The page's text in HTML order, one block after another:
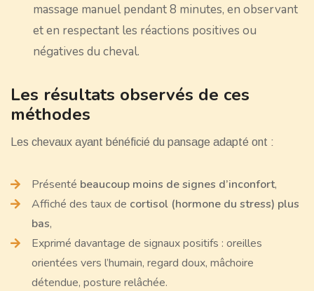
massage manuel pendant 8 minutes, en observant
et en respectant les réactions positives ou
négatives du cheval.
Les résultats observés de ces
méthodes
Les chevaux ayant bénéficié du pansage adapté ont :
Présenté beaucoup moins de signes d’inconfort,
Affiché des taux de cortisol (hormone du stress) plus
bas,
Exprimé davantage de signaux positifs : oreilles
orientées vers l’humain, regard doux, mâchoire
détendue, posture relâchée.